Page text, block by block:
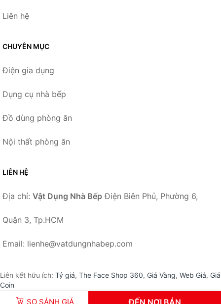
SO SÁNH GIÁ ĐẾN NƠI BÁN
Liên hệ
CHUYÊN MỤC
Điện gia dụng
Dụng cụ nhà bếp
Đồ dùng phòng ăn
Nội thất phòng ăn
LIÊN HỆ
Địa chỉ: Vật Dụng Nhà Bếp Điện Biên Phủ, Phường 6,
Quận 3, Tp.HCM
Email: lienhe@vatdungnhabep.com
Liên kết hữu ích: Tỷ giá, The Face Shop 360, Giá Vàng, Web Giá, Giá
Coin